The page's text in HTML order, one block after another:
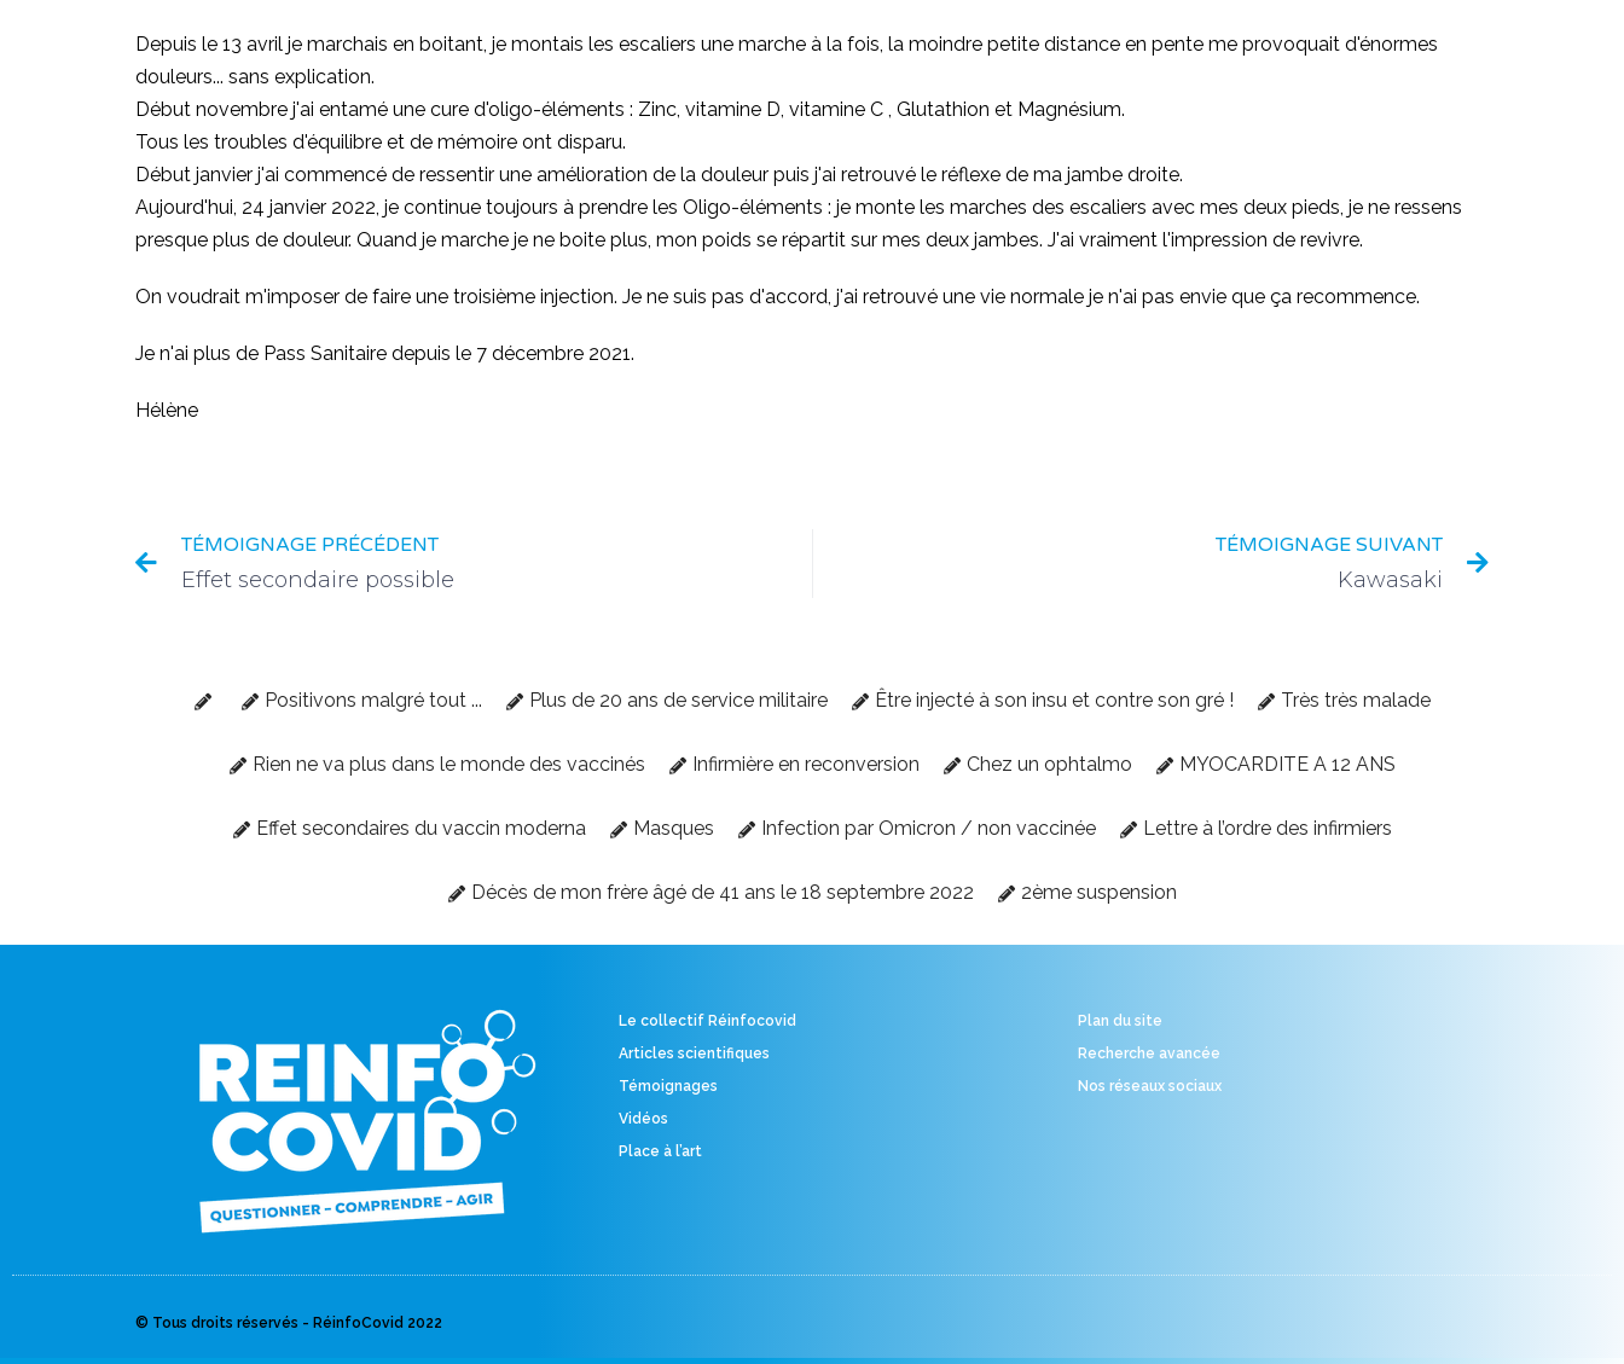
Depuis le 13 avril je marchais en boitant, je montais les escaliers une marche à la fois, la moindre petite distance en pente me provoquait d'énormes
douleurs... sans explication.
Début novembre j'ai entamé une cure d'oligo-éléments : Zinc, vitamine D, vitamine C , Glutathion et Magnésium.
Tous les troubles d'équilibre et de mémoire ont disparu.
Début janvier j'ai commencé de ressentir une amélioration de la douleur puis j'ai retrouvé le réflexe de ma jambe droite.
Aujourd'hui, 24 janvier 2022, je continue toujours à prendre les Oligo-éléments : je monte les marches des escaliers avec mes deux pieds, je ne ressens
presque plus de douleur. Quand je marche je ne boite plus, mon poids se répartit sur mes deux jambes. J'ai vraiment l'impression de revivre.
On voudrait m'imposer de faire une troisième injection. Je ne suis pas d'accord, j'ai retrouvé une vie normale je n'ai pas envie que ça recommence.
Je n'ai plus de Pass Sanitaire depuis le 7 décembre 2021.
Hélène
TÉMOIGNAGE PRÉCÉDENT
Effet secondaire possible
TÉMOIGNAGE SUIVANT
Kawasaki
Positivons malgré tout ... Plus de 20 ans de service militaire Être injecté à son insu et contre son gré ! Très très malade
Rien ne va plus dans le monde des vaccinés Infirmière en reconversion Chez un ophtalmo MYOCARDITE A 12 ANS
Effet secondaires du vaccin moderna Masques Infection par Omicron / non vaccinée Lettre à l’ordre des infirmiers
Décès de mon frère âgé de 41 ans le 18 septembre 2022 2ème suspension
Le collectif Réinfocovid
Articles scientifiques
Témoignages
Vidéos
Place à l’art
Plan du site
Recherche avancée
Nos réseaux sociaux
© Tous droits réservés - RéinfoCovid 2022